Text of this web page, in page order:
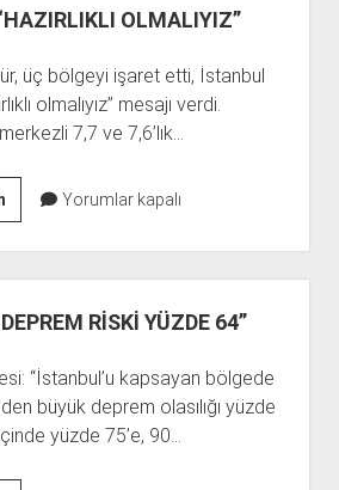
OLUR”
OLMALIYIZ”
üç bölgeyi işaret etti, İstanbul
olmalıyız” mesajı verdi.
7,7 ve 7,6’lık…
NACİ
GÖRÜR:
“HAZIRLIKLI
OLMALIYIZ”
Yorumlar kapalı
RİSKİ YÜZDE 64”
“İstanbul’u kapsayan bölgede
büyük deprem olasılığı yüzde
yüzde 75’e, 90…